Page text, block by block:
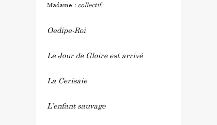
Madame : collectif.
Oedipe-Roi
Le Jour de Gloire est arrivé
La Cerisaie
L’enfant sauvage